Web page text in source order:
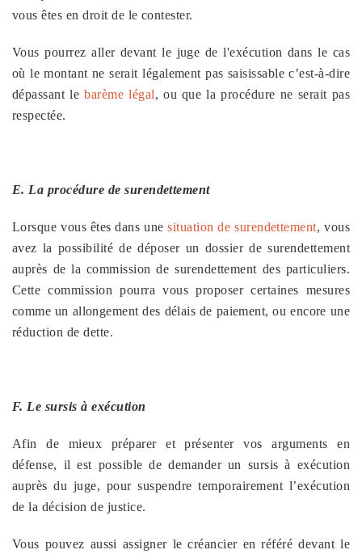
vous êtes en droit de le contester.
Vous pourrez aller devant le juge de l'exécution dans le cas
où le montant ne serait légalement pas saisissable c’est-à-dire
dépassant lebarème légal, ou que la procédure ne serait pas
respectée.
E. La procédure de surendettement
Lorsque vous êtes dans unesituation de surendettement, vous
avez la possibilité de déposer un dossier de surendettement
auprès de la commission de surendettement des particuliers.
Cette commission pourra vous proposer certaines mesures
comme un allongement des délais de paiement, ou encore une
réduction de dette.
F. Le sursis à exécution
Afin de mieux préparer et présenter vos arguments en
défense, il est possible de demander un sursis à exécution
auprès du juge, pour suspendre temporairement l’exécution
de la décision de justice.
Vous pouvez aussi assigner le créancier en référé devant le